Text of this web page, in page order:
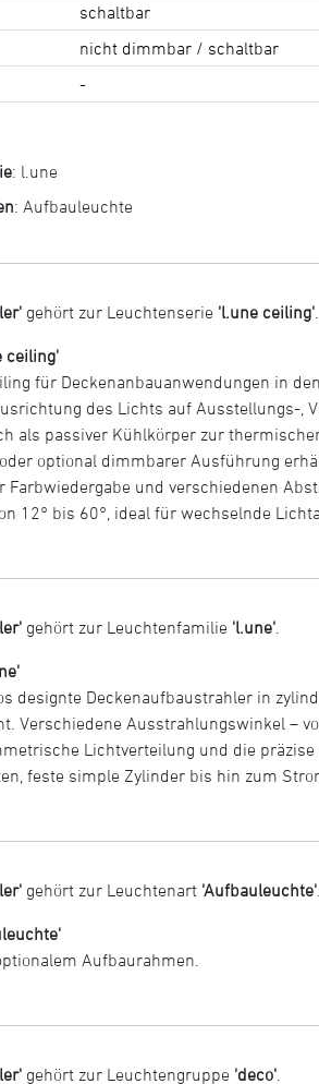
schaltbar
nicht dimmbar / schaltbar
-
: l.une
: Aufbauleuchte
gehört zur Leuchtenserie 'l.une ceiling'
ceiling'
für Deckenanbauanwendungen in
des Lichts auf Ausstellungs-,
als passiver Kühlkörper zur
optional dimmbarer Ausführung
und verschiedenen
12° bis 60°, ideal für wechselnde
gehört zur Leuchtenfamilie 'l.une'
designte Deckenaufbaustrahler in
Verschiedene Ausstrahlungswinkel –
Lichtverteilung und die
feste simple Zylinder bis hin zum
gehört zur Leuchtenart 'Aufbauleuchte'
Aufbaurahmen.
gehört zur Leuchtengruppe 'deco'